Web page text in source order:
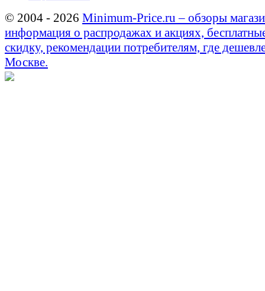
© 2004 - 2026 Minimum-Price.ru – обзоры
информация о распродажах и акциях,
скидку, рекомендации потребителям, где
Москве.